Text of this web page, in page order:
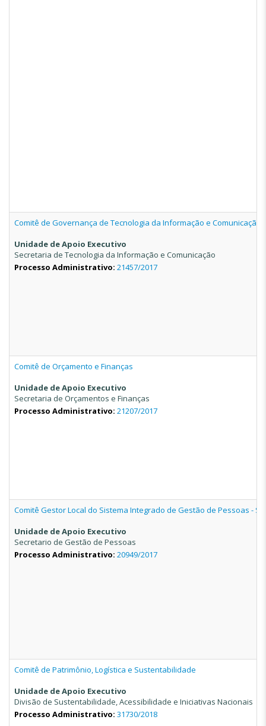
Comitê de Governança de Tecnologia da Informação e Comunicação
Unidade de Apoio Executivo
Secretaria de Tecnologia da Informação e Comunicação
Processo Administrativo: 21457/2017
Comitê de Orçamento e Finanças
Unidade de Apoio Executivo
Secretaria de Orçamentos e Finanças
Processo Administrativo: 21207/2017
Comitê Gestor Local do Sistema Integrado de Gestão de Pessoas -
Unidade de Apoio Executivo
Secretario de Gestão de Pessoas
Processo Administrativo: 20949/2017
Comitê de Patrimônio, Logística e Sustentabilidade
Unidade de Apoio Executivo
Divisão de Sustentabilidade, Acessibilidade e Iniciativas Nacionais
Processo Administrativo: 31730/2018